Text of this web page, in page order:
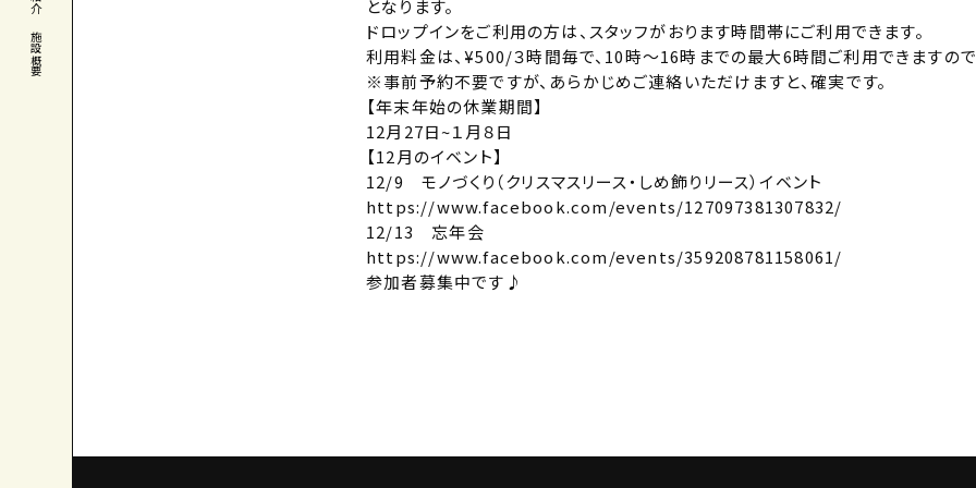
施設概要
となります。
ドロップインをご利用の方は、スタッフがおります時間帯にご利用できます。
利用料金は、¥500/３時間毎で、10時〜16時までの最大6時間ご利用できますの
※事前予約不要ですが、あらかじめご連絡いただけますと、確実です。
【年末年始の休業期間】
12月27日~１月８日
【12月のイベント】
12/9 モノづくり（クリスマスリース・しめ飾りリース）イベント
https://www.facebook.com/events/127097381307832/
12/13 忘年会
https://www.facebook.com/events/359208781158061/
参加者募集中です♪